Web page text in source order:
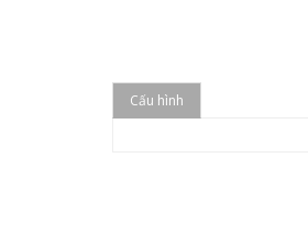
Cấu hình